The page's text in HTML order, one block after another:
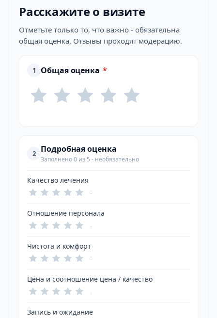
Расскажите о визите
Отметьте только то, что важно - обязательна
общая оценка. Отзывы проходят модерацию.
1 Общая оценка *
2 Подробная оценка
Заполнено 0 из 5 - необязательно
Качество лечения
-
Отношение персонала
-
Чистота и комфорт
-
Цена и соотношение цена / качество
-
Запись и ожидание